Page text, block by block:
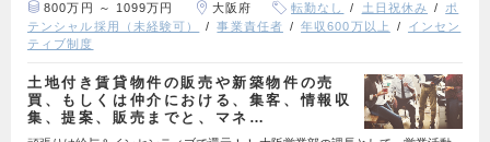
800万円 ～ 1099万円 大阪府 転勤なし 土日祝休み
ポ
テンシャル採用（未経験可）
事業責任者 年収600万以上
インセン
ティブ制度
⼟地付き賃貸物件の販売や新築物件の売
買、もしくは仲介における、集客、情報収
集、提案、販売までと、マネ…